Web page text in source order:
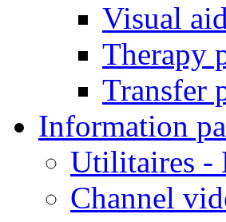
Visual
Therapy
Transfer
Information
Utilitaires -
Channel